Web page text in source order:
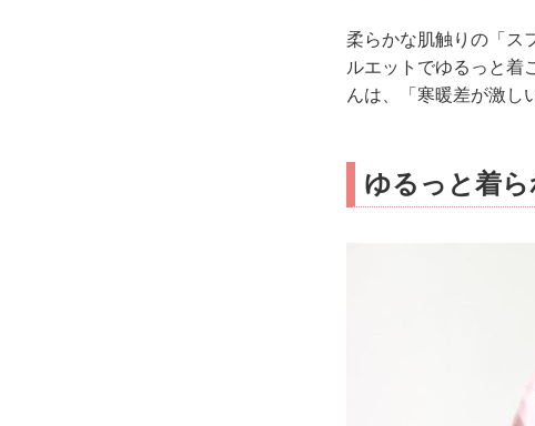
柔らかな肌触りの「ス
ルエットでゆるっと着
んは、「寒暖差が激し
ゆるっと着